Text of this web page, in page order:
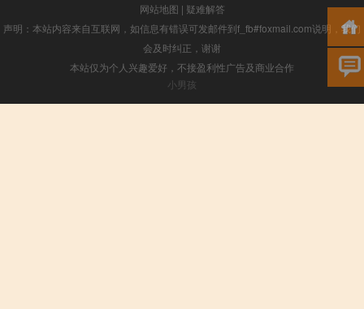
网站地图 | 疑难解答
声明：本站内容来自互联网，如信息有错误可发邮件到f_fb#foxmail.com说明，我们
会及时纠正，谢谢
本站仅为个人兴趣爱好，不接盈利性广告及商业合作
小男孩